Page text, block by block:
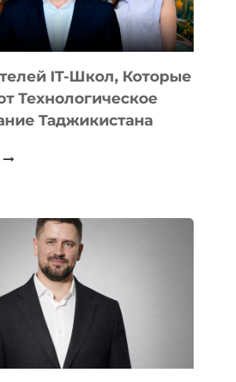
IT-Школ, Которые
Технологическое
Таджикистана
КОТОРЫЕ
РАЗВИВАЮТ
ТЕХНОЛОГИЧЕСКОЕ
ОБРАЗОВАНИЕ
ТАДЖИКИСТАНА